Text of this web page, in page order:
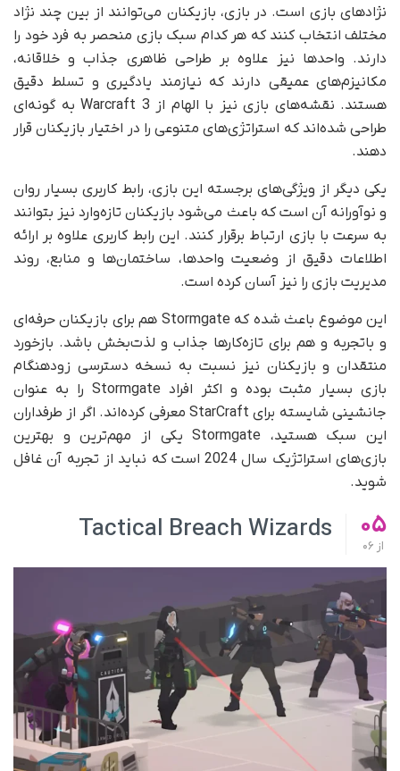
نژادهای بازی است. در بازی، بازیکنان می‌توانند از بین چند نژاد
مختلف انتخاب کنند که هر کدام سبک بازی منحصر به فرد خود را
دارند. واحدها نیز علاوه بر طراحی ظاهری جذاب و خلاقانه،
مکانیزم‌های عمیقی دارند که نیازمند یادگیری و تسلط دقیق
هستند. نقشه‌های بازی نیز با الهام از Warcraft 3 به گونه‌ای
طراحی شده‌اند که استراتژی‌های متنوعی را در اختیار بازیکنان قرار
دهند.
یکی دیگر از ویژگی‌های برجسته این بازی، رابط کاربری بسیار روان
و نوآورانه آن است که باعث می‌شود بازیکنان تازه‌وارد نیز بتوانند
به سرعت با بازی ارتباط برقرار کنند. این رابط کاربری علاوه بر ارائه
اطلاعات دقیق از وضعیت واحدها، ساختمان‌ها و منابع، روند
مدیریت بازی را نیز آسان کرده است.
این موضوع باعث شده که Stormgate هم برای بازیکنان حرفه‌ای
و باتجربه و هم برای تازه‌کارها جذاب و لذت‌بخش باشد. بازخورد
منتقدان و بازیکنان نیز نسبت به نسخه دسترسی زودهنگام
بازی بسیار مثبت بوده و اکثر افراد Stormgate را به عنوان
جانشینی شایسته برای StarCraft معرفی کرده‌اند. اگر از طرفداران
این سبک هستید، Stormgate یکی از مهم‌ترین و بهترین
بازی‌های استراتژیک سال 2024 است که نباید از تجربه آن غافل
شوید.
05
از
Tactical Breach Wizards